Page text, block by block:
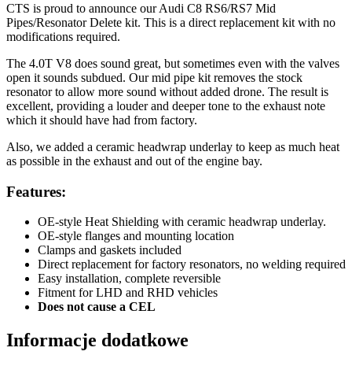
CTS is proud to announce our Audi C8 RS6/RS7 Mid
Pipes/Resonator Delete kit. This is a direct replacement kit with no
modifications required.
The 4.0T V8 does sound great, but sometimes even with the valves
open it sounds subdued. Our mid pipe kit removes the stock
resonator to allow more sound without added drone. The result is
excellent, providing a louder and deeper tone to the exhaust note
which it should have had from factory.
Also, we added a ceramic headwrap underlay to keep as much heat
as possible in the exhaust and out of the engine bay.
Features:
OE-style Heat Shielding with ceramic headwrap underlay.
OE-style flanges and mounting location
Clamps and gaskets included
Direct replacement for factory resonators, no welding required
Easy installation, complete reversible
Fitment for LHD and RHD vehicles
Does not cause a CEL
Informacje dodatkowe